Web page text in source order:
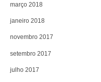
março 2018
janeiro 2018
novembro 2017
setembro 2017
julho 2017